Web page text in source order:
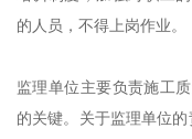
的人员，不得上岗作业。
监理单位主要负责施工
的关键。关于监理单位